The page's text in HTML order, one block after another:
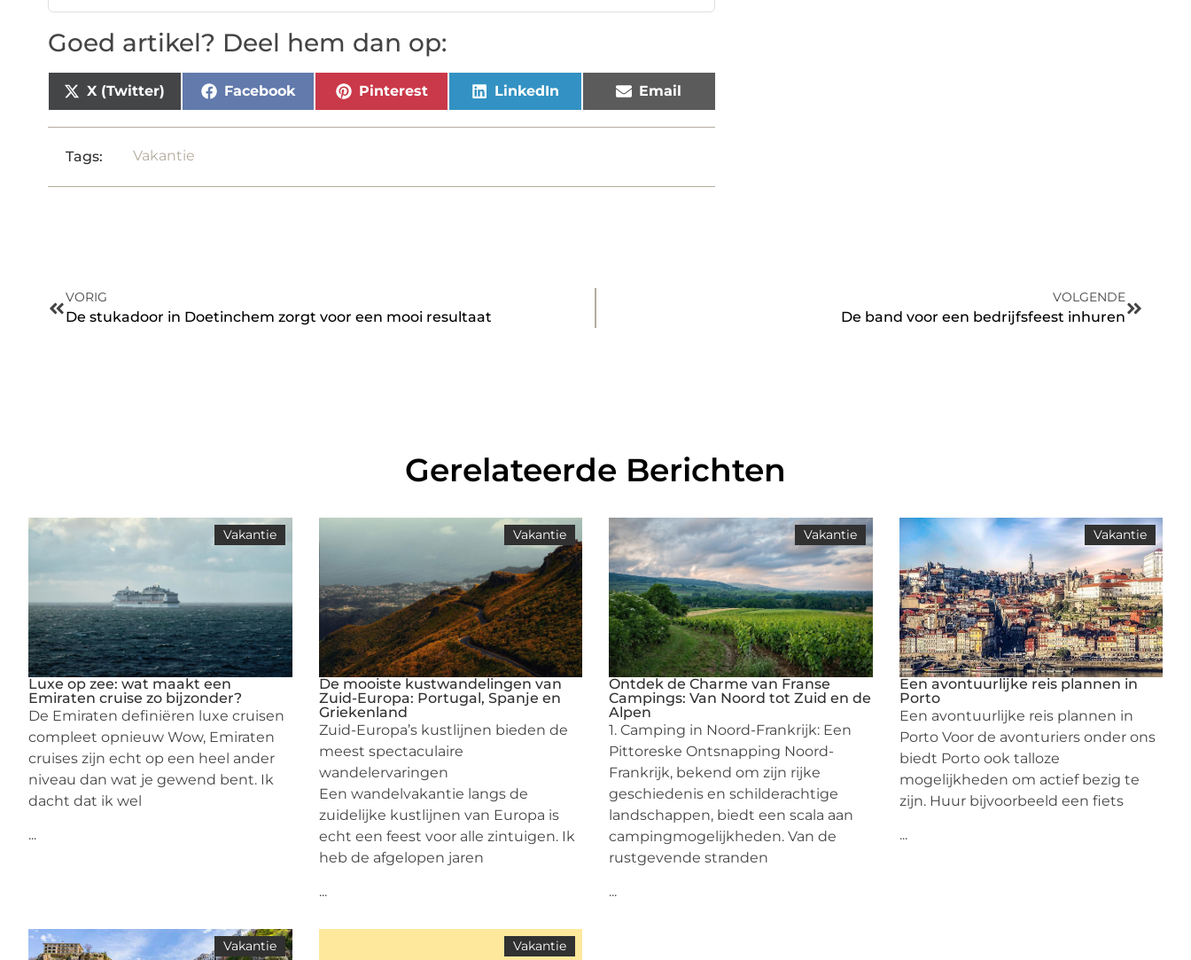
Goed artikel? Deel hem dan op:
X (Twitter) Facebook Pinterest LinkedIn Email
Tags: Vakantie
VORIG
De stukadoor in Doetinchem zorgt voor een mooi resultaat
VOLGENDE
De band voor een bedrijfsfeest inhuren
Gerelateerde Berichten
Vakantie
Luxe op zee: wat maakt een
Emiraten cruise zo bijzonder?
De Emiraten definiëren luxe cruisen
compleet opnieuw Wow, Emiraten
cruises zijn echt op een heel ander
niveau dan wat je gewend bent. Ik
dacht dat ik wel
...
Vakantie
De mooiste kustwandelingen van
Zuid-Europa: Portugal, Spanje en
Griekenland
Zuid-Europa’s kustlijnen bieden de
meest spectaculaire
wandelervaringen
Een wandelvakantie langs de
zuidelijke kustlijnen van Europa is
echt een feest voor alle zintuigen. Ik
heb de afgelopen jaren
...
Vakantie
Ontdek de Charme van Franse
Campings: Van Noord tot Zuid en de
Alpen
1. Camping in Noord-Frankrijk: Een
Pittoreske Ontsnapping Noord-
Frankrijk, bekend om zijn rijke
geschiedenis en schilderachtige
landschappen, biedt een scala aan
campingmogelijkheden. Van de
rustgevende stranden
...
Vakantie
Een avontuurlijke reis plannen in
Porto
Een avontuurlijke reis plannen in
Porto Voor de avonturiers onder ons
biedt Porto ook talloze
mogelijkheden om actief bezig te
zijn. Huur bijvoorbeeld een fiets
...
Vakantie Vakantie